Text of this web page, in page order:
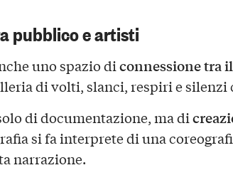
pubblico e artisti
uno spazio diconnessione tra
di volti, slanci, respiri e
di documentazione, ma di
si fa interprete di una
narrazione.